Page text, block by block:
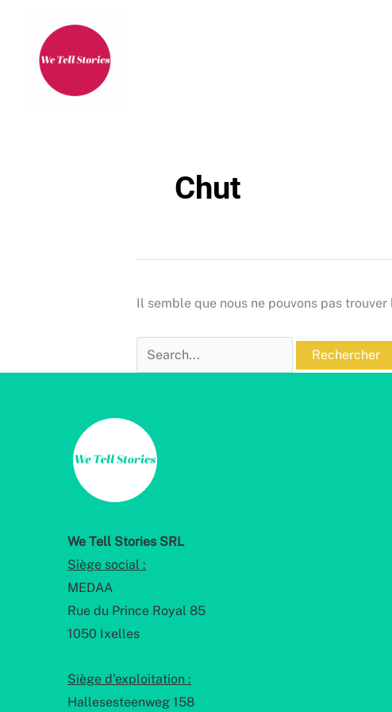
contenu
Chut
Il semble que nous ne pouvons pas
Rechercher :
We Tell Stories SRL
Siège social :
MEDAA
Rue du Prince Royal 85
1050 Ixelles
Siège d'exploitation :
Hallesesteenweg 158